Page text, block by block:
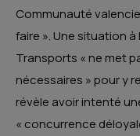
Communauté
faire ». Une situation
Transports « ne met
nécessaires » pour y
révèle avoir intenté
« concurrence